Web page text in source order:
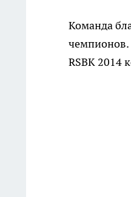
Команда
чемпионов.
RSBK 2014